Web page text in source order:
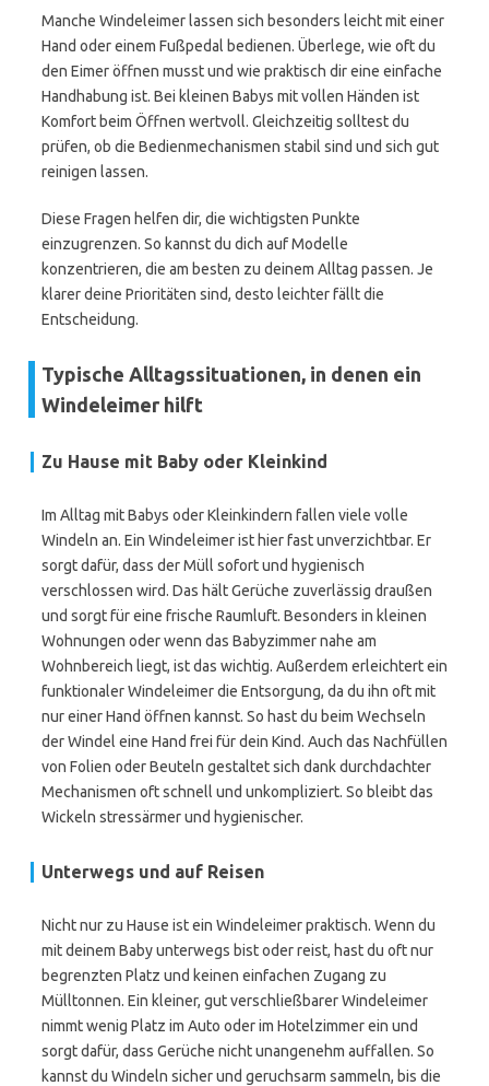
Manche Windeleimer lassen sich besonders leicht mit einer
Hand oder einem Fußpedal bedienen. Überlege, wie oft du
den Eimer öffnen musst und wie praktisch dir eine einfache
Handhabung ist. Bei kleinen Babys mit vollen Händen ist
Komfort beim Öffnen wertvoll. Gleichzeitig solltest du
prüfen, ob die Bedienmechanismen stabil sind und sich gut
reinigen lassen.
Diese Fragen helfen dir, die wichtigsten Punkte
einzugrenzen. So kannst du dich auf Modelle
konzentrieren, die am besten zu deinem Alltag passen. Je
klarer deine Prioritäten sind, desto leichter fällt die
Entscheidung.
Typische Alltagssituationen, in denen ein
Windeleimer hilft
Zu Hause mit Baby oder Kleinkind
Im Alltag mit Babys oder Kleinkindern fallen viele volle
Windeln an. Ein Windeleimer ist hier fast unverzichtbar. Er
sorgt dafür, dass der Müll sofort und hygienisch
verschlossen wird. Das hält Gerüche zuverlässig draußen
und sorgt für eine frische Raumluft. Besonders in kleinen
Wohnungen oder wenn das Babyzimmer nahe am
Wohnbereich liegt, ist das wichtig. Außerdem erleichtert ein
funktionaler Windeleimer die Entsorgung, da du ihn oft mit
nur einer Hand öffnen kannst. So hast du beim Wechseln
der Windel eine Hand frei für dein Kind. Auch das Nachfüllen
von Folien oder Beuteln gestaltet sich dank durchdachter
Mechanismen oft schnell und unkompliziert. So bleibt das
Wickeln stressärmer und hygienischer.
Unterwegs und auf Reisen
Nicht nur zu Hause ist ein Windeleimer praktisch. Wenn du
mit deinem Baby unterwegs bist oder reist, hast du oft nur
begrenzten Platz und keinen einfachen Zugang zu
Mülltonnen. Ein kleiner, gut verschließbarer Windeleimer
nimmt wenig Platz im Auto oder im Hotelzimmer ein und
sorgt dafür, dass Gerüche nicht unangenehm auffallen. So
kannst du Windeln sicher und geruchsarm sammeln, bis die